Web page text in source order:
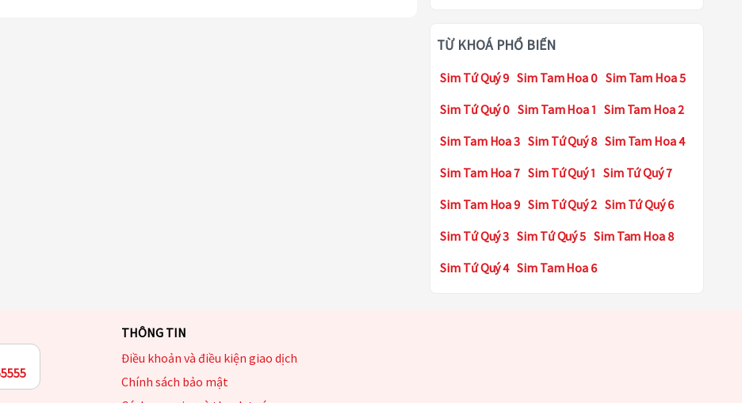
TỪ KHOÁ PHỔ BIẾN
Sim Tứ Quý 9 Sim Tam Hoa 0 Sim Tam Hoa 5
Sim Tứ Quý 0 Sim Tam Hoa 1 Sim Tam Hoa 2
Sim Tam Hoa 3 Sim Tứ Quý 8 Sim Tam Hoa 4
Sim Tam Hoa 7 Sim Tứ Quý 1 Sim Tứ Quý 7
Sim Tam Hoa 9 Sim Tứ Quý 2 Sim Tứ Quý 6
Sim Tứ Quý 3 Sim Tứ Quý 5 Sim Tam Hoa 8
Sim Tứ Quý 4 Sim Tam Hoa 6
THÔNG TIN
Điều khoản và điều kiện giao dịch
Chính sách bảo mật